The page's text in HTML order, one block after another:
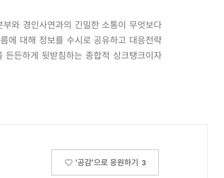
와 경인사연과의 긴밀한 소통이 무엇보다
에 대해 정보를 수시로 공유하고 대응전략
든하게 뒷받침하는 종합적 싱크탱크이자
‘공감’으로 응원하기 3